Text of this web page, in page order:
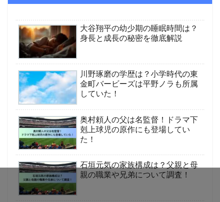
大谷翔平の幼少期の睡眠時間は？
身長と成長の秘密を徹底解説
川野琢磨の学歴は？小学時代の東
金町バービーズは平野ノラも所属
していた！
奥村頼人の父は名監督！ドラマ下
剋上球児の原作にも登場してい
た！
石垣元気の家族構成は？父親と母
親の職業や兄弟について調査！